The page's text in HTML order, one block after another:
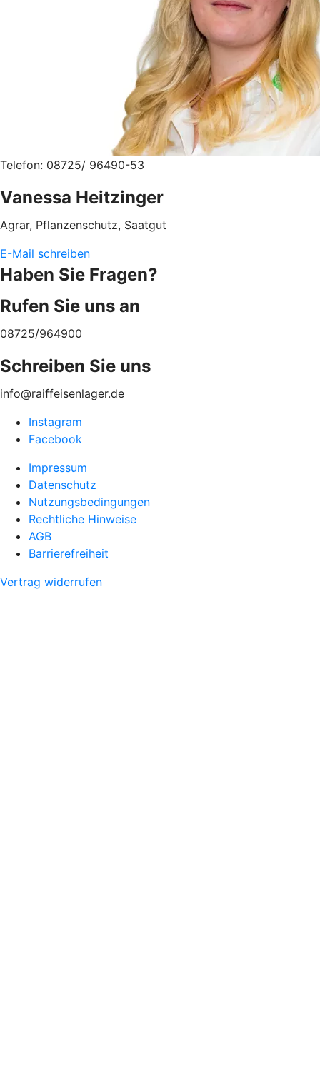
Telefon: 08725/ 96490-53
Vanessa Heitzinger
Agrar, Pflanzenschutz, Saatgut
E-Mail schreiben
Haben Sie Fragen?
Rufen Sie uns an
08725/964900
Schreiben Sie uns
info@raiffeisenlager.de
Instagram
Facebook
Impressum
Datenschutz
Nutzungsbedingungen
Rechtliche Hinweise
AGB
Barrierefreiheit
Vertrag widerrufen